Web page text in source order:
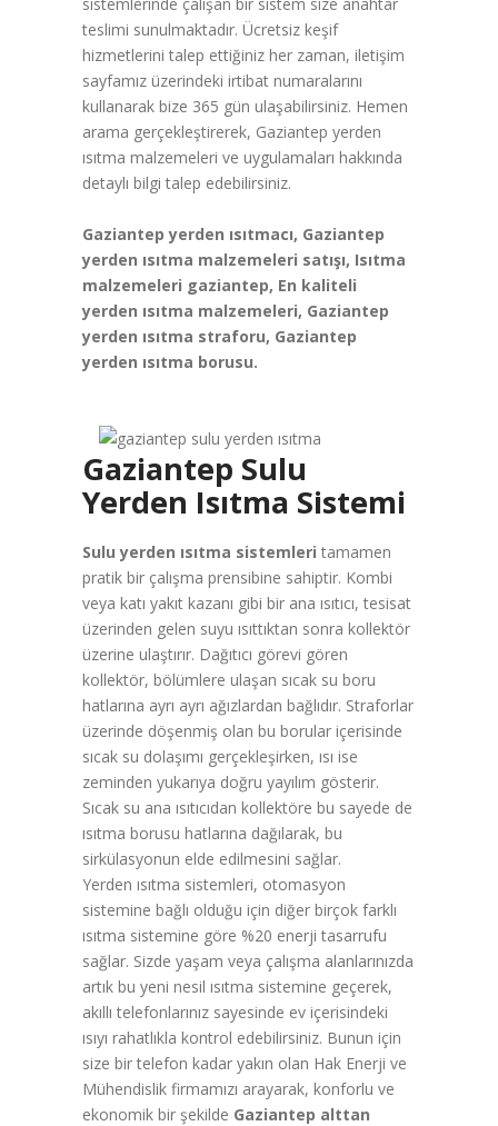
teslimi sunulmaktadır. Ücretsiz keşif
hizmetlerini talep ettiğiniz her zaman, iletişim
sayfamız üzerindeki irtibat numaralarını
kullanarak bize 365 gün ulaşabilirsiniz. Hemen
arama gerçekleştirerek, Gaziantep yerden
ısıtma malzemeleri ve uygulamaları hakkında
detaylı bilgi talep edebilirsiniz.
Gaziantep yerden ısıtmacı, Gaziantep
yerden ısıtma malzemeleri satışı, Isıtma
malzemeleri gaziantep, En kaliteli
yerden ısıtma malzemeleri, Gaziantep
yerden ısıtma straforu, Gaziantep
yerden ısıtma borusu.
Gaziantep Sulu
Yerden Isıtma Sistemi
Sulu yerden ısıtma sistemleri tamamen
pratik bir çalışma prensibine sahiptir. Kombi
veya katı yakıt kazanı gibi bir ana ısıtıcı, tesisat
üzerinden gelen suyu ısıttıktan sonra kollektör
üzerine ulaştırır. Dağıtıcı görevi gören
kollektör, bölümlere ulaşan sıcak su boru
hatlarına ayrı ayrı ağızlardan bağlıdır. Straforlar
üzerinde döşenmiş olan bu borular içerisinde
sıcak su dolaşımı gerçekleşirken, ısı ise
zeminden yukarıya doğru yayılım gösterir.
Sıcak su ana ısıtıcıdan kollektöre bu sayede de
ısıtma borusu hatlarına dağılarak, bu
sirkülasyonun elde edilmesini sağlar.
Yerden ısıtma sistemleri, otomasyon
sistemine bağlı olduğu için diğer birçok farklı
ısıtma sistemine göre %20 enerji tasarrufu
sağlar. Sizde yaşam veya çalışma alanlarınızda
artık bu yeni nesil ısıtma sistemine geçerek,
akıllı telefonlarınız sayesinde ev içerisindeki
ısıyı rahatlıkla kontrol edebilirsiniz. Bunun için
size bir telefon kadar yakın olan Hak Enerji ve
Mühendislik firmamızı arayarak, konforlu ve
ekonomik bir şekilde Gaziantep alttan